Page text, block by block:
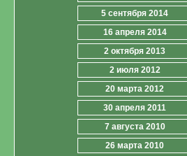
5 сентября 2014
16 апреля 2014
2 октября 2013
2 июля 2012
20 марта 2012
30 апреля 2011
7 августа 2010
26 марта 2010